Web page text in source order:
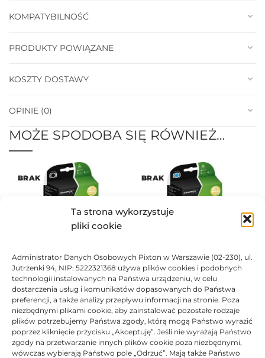
Ta strona wykorzystuje
pliki cookie
Administrator Danych Osobowych Pixton w Warszawie (02-230), ul.
Jutrzenki 94, NIP: 5222321368 używa plików cookies i podobnych
technologii instalowanych na Państwa urządzeniu, w celu
dostarczenia usług i komunikatów dopasowanych do Państwa
preferencji, a także analizy przepływu informacji na stronie. Poza
niezbędnymi plikami cookie, aby zainstalować pozostałe rodzaje
plików potrzebujemy Państwa zgody, którą mogą Państwo wyrazić
poprzez kliknięcie przycisku „Akceptuję”. Jeśli nie wyrażają Państwo
zgody na przetwarzanie innych plików cookie poza niezbędnymi,
wówczas wybierają Państwo pole „Odrzuć”. Mają także Państwo
KOMPATYBILNOŚĆ
PRODUKTY POWIĄZANE
KOSZTY DOSTAWY
OPINIE (0)
MOŻE SPODOBA SIĘ RÓWNIEŻ…
BRAK
Tusz Asarto zamiennik do
HP 655 CZ109AE
Oceniono0na 5
53,46 zł
BRAK
Tusz Asarto zamiennik do
HP 655 CZ110AE
53,46 zł
BRAK